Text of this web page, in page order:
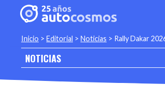
Inicio > Editorial > Noticias > Rally Dakar
NOTICIAS